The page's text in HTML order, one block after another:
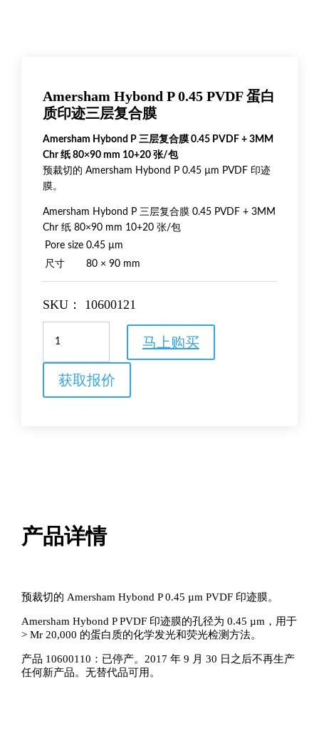
Amersham Hybond P 0.45 PVDF 蛋白
质印迹三层复合膜
Amersham Hybond P 三层复合膜 0.45 PVDF + 3MM
Chr 纸 80×90 mm 10+20 张/包
预裁切的 Amersham Hybond P 0.45 µm PVDF 印迹
膜。
Amersham Hybond P 三层复合膜 0.45 PVDF + 3MM
Chr 纸 80×90 mm 10+20 张/包
Pore size 0.45 µm
尺寸
80 × 90 mm
SKU： 10600121
Hybond
0.45
PVDF
蛋
膜
数
马上购买
获取报价
产品详情
预裁切的 Amersham Hybond P 0.45 µm PVDF 印迹膜。
Amersham Hybond P PVDF 印迹膜的孔径为 0.45 µm，用于
> Mr 20,000 的蛋白质的化学发光和荧光检测方法。
产品 10600110：已停产。2017 年 9 月 30 日之后不再生产
任何新产品。无替代品可用。